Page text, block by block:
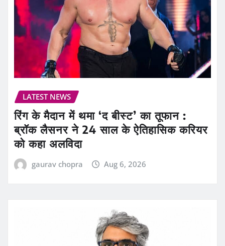
LATEST NEWS
रिंग के मैदान में थमा ‘द बीस्ट’ का तूफान :
ब्रॉक लैसनर ने 24 साल के ऐतिहासिक करियर
को कहा अलविदा
gaurav chopra Aug 6, 2026